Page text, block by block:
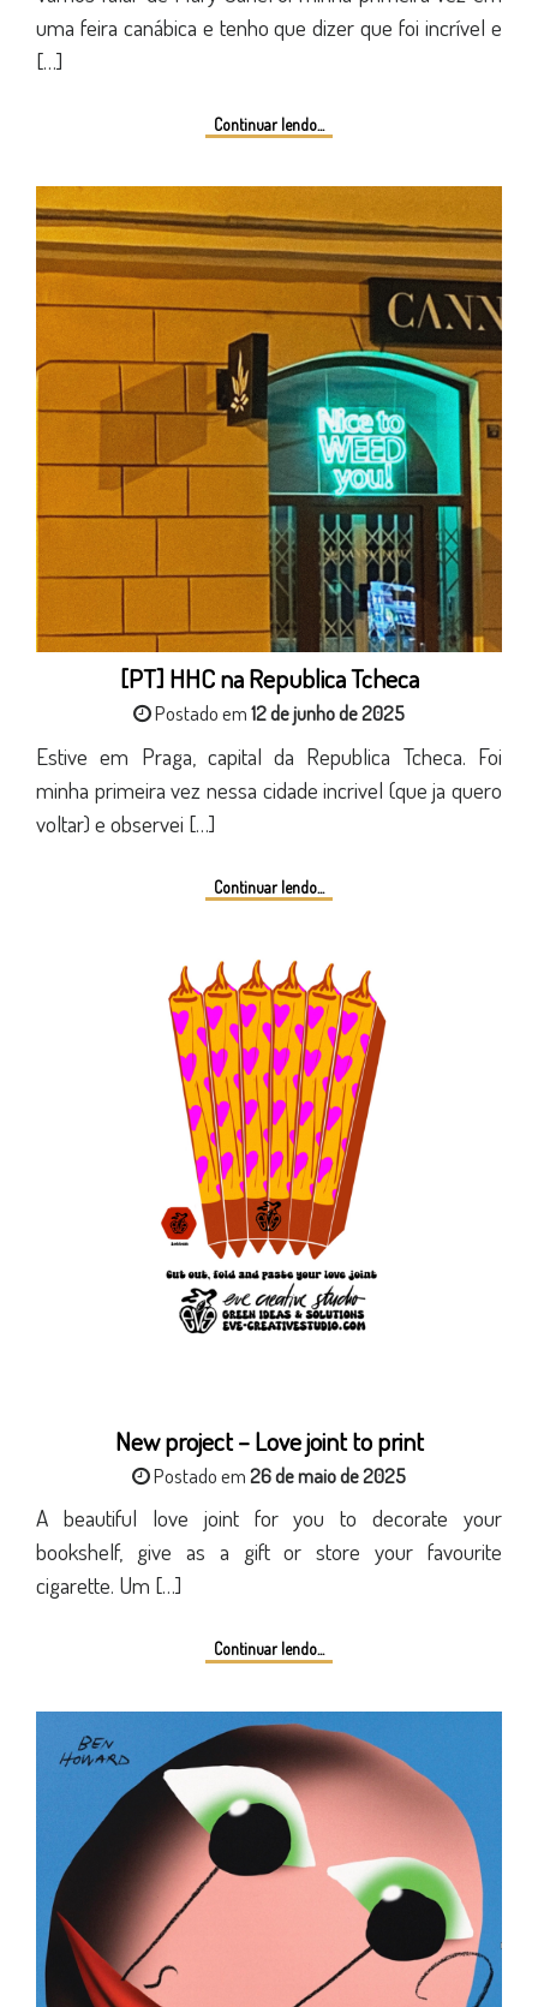
uma feira canábica e tenho que dizer que foi incrível e
[…]
Continuar lendo...
[PT] HHC na Republica Tcheca
Postado em12 de junho de 2025
Estive em Praga, capital da Republica Tcheca. Foi
minha primeira vez nessa cidade incrivel (que ja quero
voltar) e observei […]
Continuar lendo...
New project – Love joint to print
Postado em26 de maio de 2025
A beautiful love joint for you to decorate your
bookshelf, give as a gift or store your favourite
cigarette. Um […]
Continuar lendo...